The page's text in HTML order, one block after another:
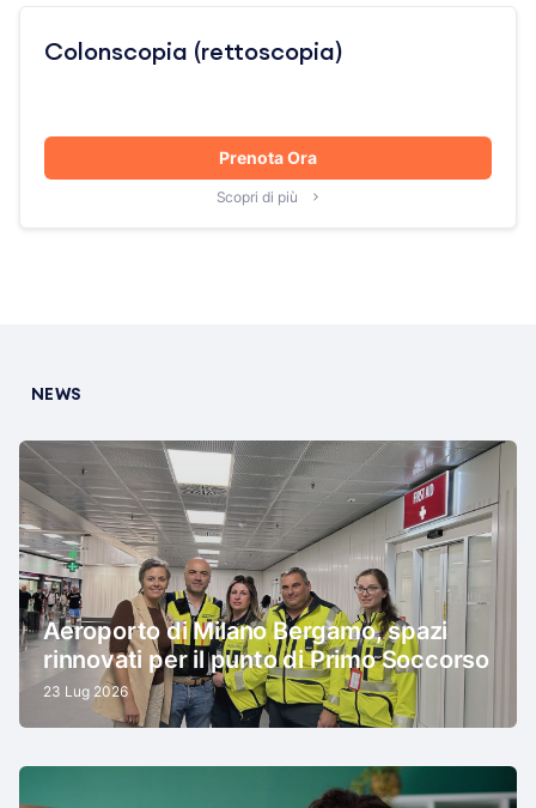
Colonscopia (rettoscopia)
Prenota Ora
Scopri di più
NEWS
Aeroporto di Milano Bergamo, spazi
rinnovati per il punto di Primo Soccorso
23 Lug 2026